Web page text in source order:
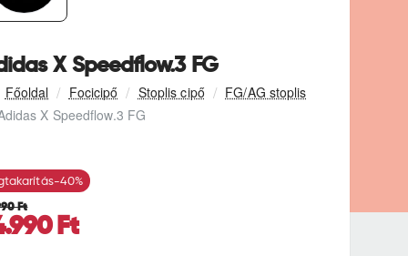
Focicipő Stoplis cipő
FG/AG stoplis
X Speedflow.3 FG
X Speedflow.3 FG
-40%
Ft
Ft